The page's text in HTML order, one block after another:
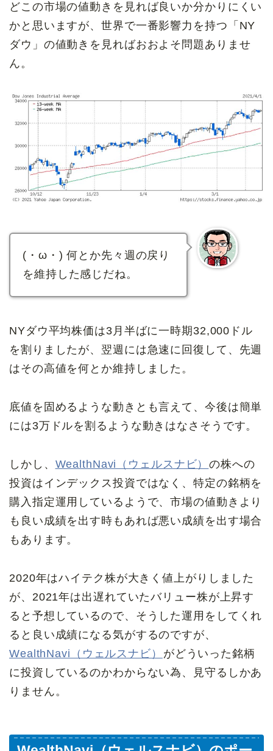
どこの市場の値動きを見れば良いか分かりにくい
かと思いますが、世界で一番影響力を持つ「NY
ダウ」の値動きを見ればおおよそ問題ありませ
ん。
(・ω・) 何とか先々週の戻り
を維持した感じだね。
NYダウ平均株価は3月半ばに一時期32,000ドル
を割りましたが、翌週には急速に回復して、先週
はその高値を何とか維持しました。
底値を固めるような動きとも言えて、今後は簡単
には3万ドルを割るような動きはなさそうです。
しかし、 WealthNavi（ウェルスナビ） の株への
投資はインデックス投資ではなく、特定の銘柄を
購入指定運用しているようで、市場の値動きより
も良い成績を出す時もあれば悪い成績を出す場合
もあります。
2020年はハイテク株が大きく値上がりしました
が、2021年は出遅れていたバリュー株が上昇す
ると予想しているので、そうした運用をしてくれ
ると良い成績になる気がするのですが、
WealthNavi（ウェルスナビ）
がどういった銘柄
に投資しているのかわからない為、見守るしかあ
りません。